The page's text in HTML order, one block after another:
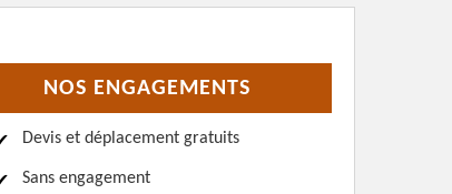
NOS ENGAGEMENTS
Devis et déplacement gratuits
Sans engagement